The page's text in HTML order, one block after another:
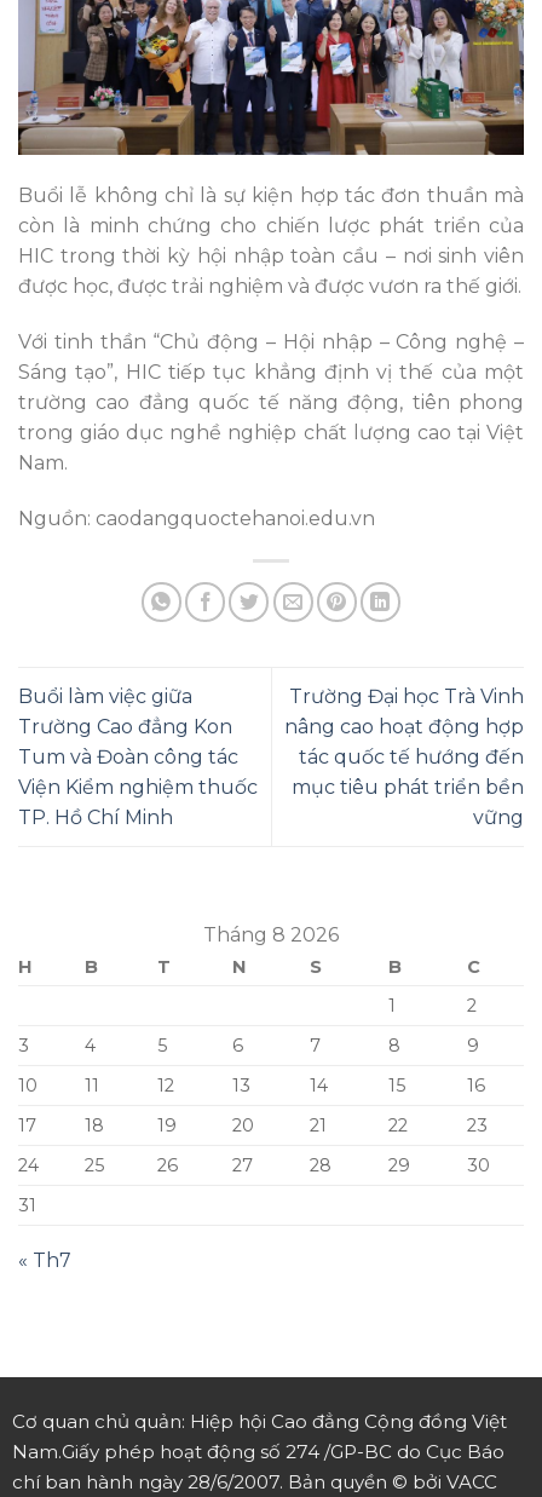
Buổi lễ không chỉ là sự kiện hợp tác đơn thuần mà
còn là minh chứng cho chiến lược phát triển của
HIC trong thời kỳ hội nhập toàn cầu – nơi sinh viên
được học, được trải nghiệm và được vươn ra thế giới.
Với tinh thần “Chủ động – Hội nhập – Công nghệ –
Sáng tạo”, HIC tiếp tục khẳng định vị thế của một
trường cao đẳng quốc tế năng động, tiên phong
trong giáo dục nghề nghiệp chất lượng cao tại Việt
Nam.
Nguồn: caodangquoctehanoi.edu.vn
Buổi làm việc giữa
Trường Cao đẳng Kon
Tum và Đoàn công tác
Viện Kiểm nghiệm thuốc
TP. Hồ Chí Minh
Trường Đại học Trà Vinh
nâng cao hoạt động hợp
tác quốc tế hướng đến
mục tiêu phát triển bền
vững
Tháng 8 2026
H B T N S B
C
1
2
3
4 5 6 7 8
9
10
11 12 13 14 15
16
17
18 19 20 21 22
23
24
25 26 27 28 29
30
31
« Th7
Cơ quan chủ quản: Hiệp hội Cao đẳng Cộng đồng Việt
Nam.Giấy phép hoạt động số 274 /GP-BC do Cục Báo
chí ban hành ngày 28/6/2007. Bản quyền © bởi VACC